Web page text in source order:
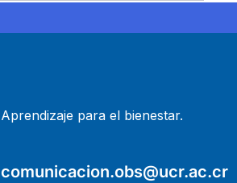
Aprendizaje para el bienestar.
comunicacion.obs@ucr.ac.cr